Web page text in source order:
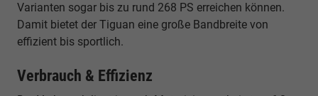
Varianten sogar bis zu rund 268 PS erreichen können.
Damit bietet der Tiguan eine große Bandbreite von
effizient bis sportlich.
Verbrauch & Effizienz